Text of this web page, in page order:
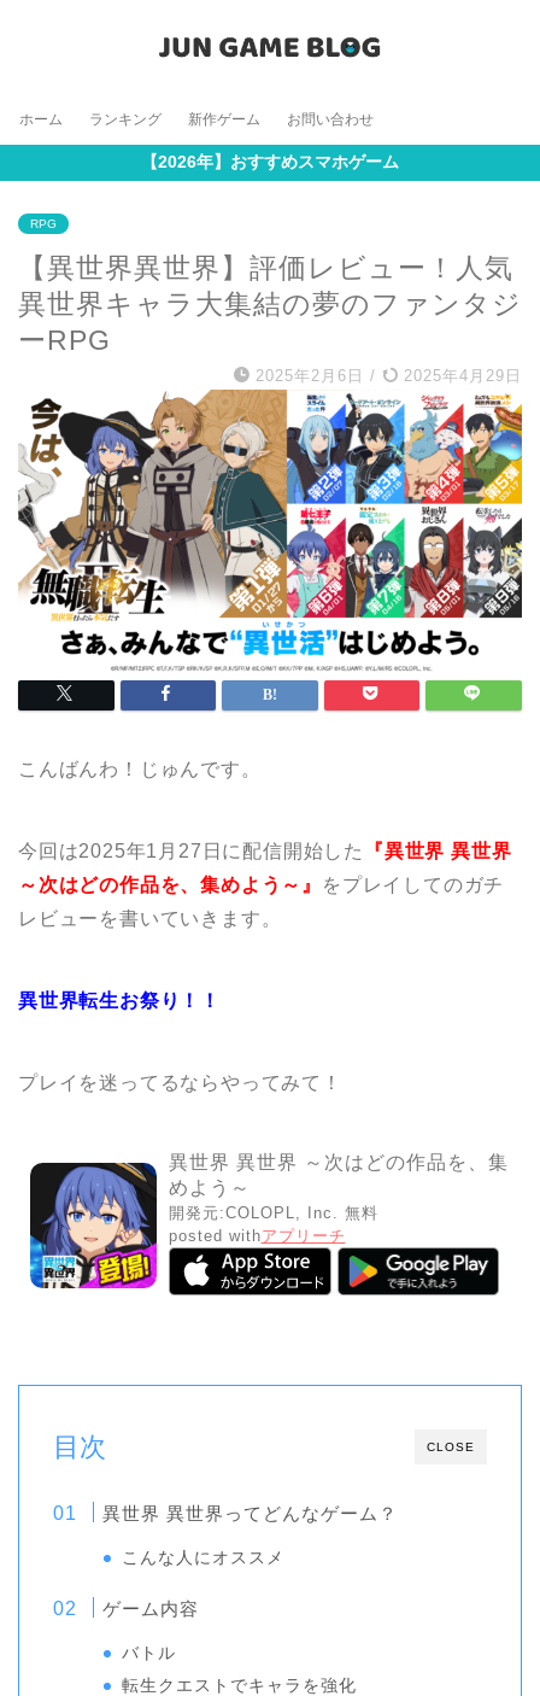
ホーム ランキング 新作ゲーム お問い合わせ
【2026年】おすすめスマホゲーム
RPG
【異世界異世界】評価レビュー！人気
異世界キャラ大集結の夢のファンタジ
ーRPG
2025年2月6日 / 2025年4月29日
こんばんわ！じゅんです。
今回は2025年1月27日に配信開始した
『異世界 異世界
～次はどの作品を、集めよう～』
をプレイしてのガチ
レビューを書いていきます。
異世界転生お祭り！！
プレイを迷ってるならやってみて！
異世界 異世界 ～次はどの作品を、集
めよう～
開発元:COLOPL, Inc.
無料
posted withアプリーチ
CLOSE
目次
異世界 異世界ってどんなゲーム？
こんな人にオススメ
ゲーム内容
バトル
転生クエストでキャラを強化